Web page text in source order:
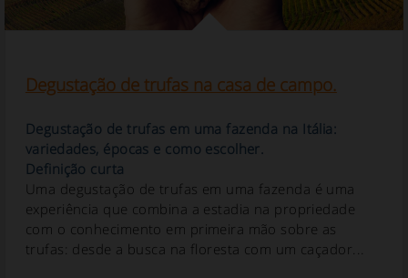
Degustação de trufas na casa de campo.
Degustação de trufas em uma fazenda na Itália:
variedades, épocas e como escolher.
Definição curta
Uma degustação de trufas em uma fazenda é uma
experiência que combina a estadia na propriedade
com o conhecimento em primeira mão sobre as
trufas: desde a busca na floresta com um caçador...